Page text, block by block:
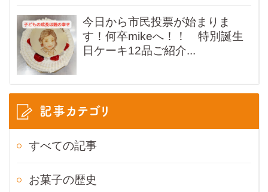
今日から市民投票が始まりま
す！何卒mikeへ！！ 特別誕生
日ケーキ12品ご紹介...
記事カテゴリ
すべての記事
お菓子の歴史